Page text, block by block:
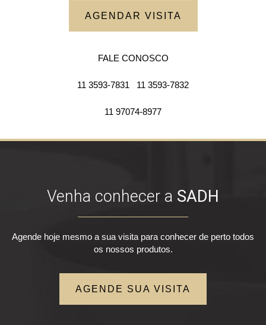
AGENDAR VISITA
FALE CONOSCO
11 3593-7831 11 3593-7832
11 97074-8977
Venha conhecer a SADH
Agende hoje mesmo a sua visita para conhecer de perto todos
os nossos produtos.
AGENDE SUA VISITA